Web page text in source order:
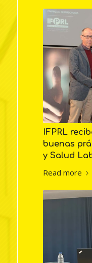
IFPRL
buenas
y Salud
Read more